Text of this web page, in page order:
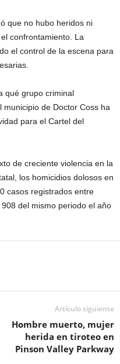
que no hubo heridos ni
confrontamiento. La
el control de la escena para
qué grupo criminal
de Doctor Coss ha
para el Cartel del
de creciente violencia en la
los homicidios dolosos en
casos registrados entre
del mismo periodo el año
Artículo siguiente
Hombre muerto, mujer
herida en tiroteo en
Pinson Valley Parkway